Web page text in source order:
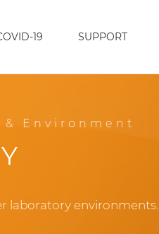
19 SUPPORT
Environment
laboratory environments.